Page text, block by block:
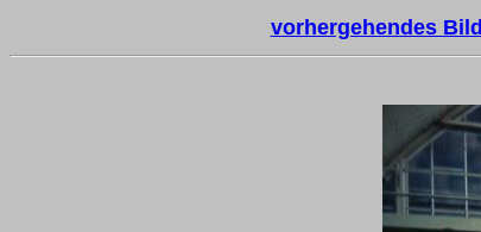
vorhergehendes Bild